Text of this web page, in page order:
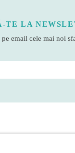
TE LA
pe email cele mai noi